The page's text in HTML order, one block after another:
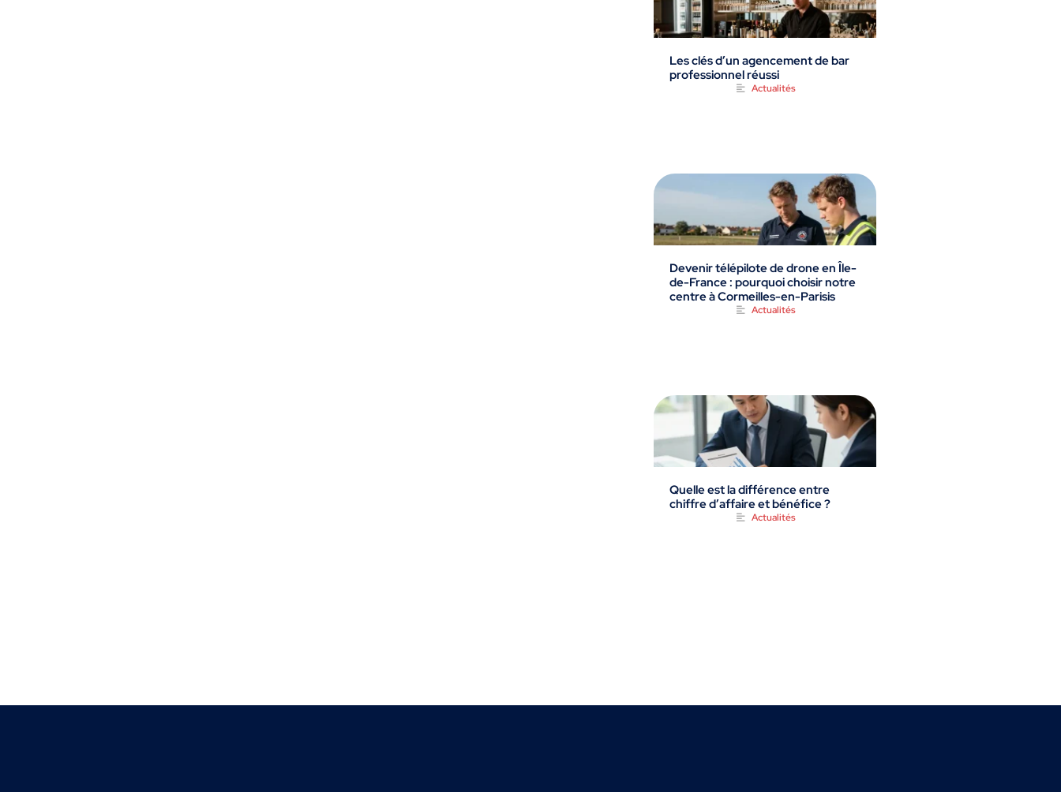
Les clés d’un agencement de bar
professionnel réussi
Actualités
Devenir télépilote de drone en Île-
de-France : pourquoi choisir notre
centre à Cormeilles-en-Parisis
Actualités
Quelle est la différence entre
chiffre d’affaire et bénéfice ?
Actualités